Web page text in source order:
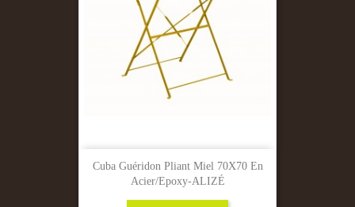
Cuba Guéridon Pliant Miel 70X70 En
Acier/Epoxy-ALIZÉ